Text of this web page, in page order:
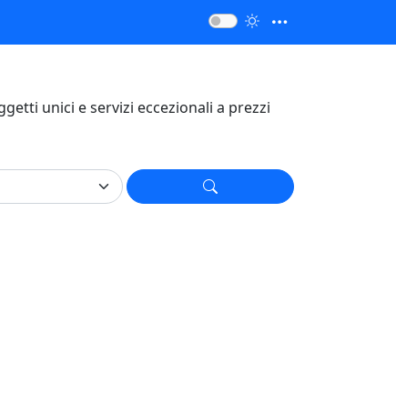
unici e servizi eccezionali a prezzi